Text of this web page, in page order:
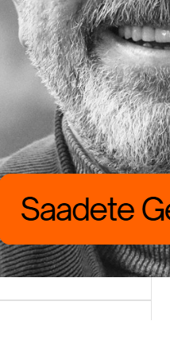
UĞUR CANBOLAT
FUKARALIK boyumuzu
aşıyordu. Günlük
nafakasını çıkarmak
için hasat…